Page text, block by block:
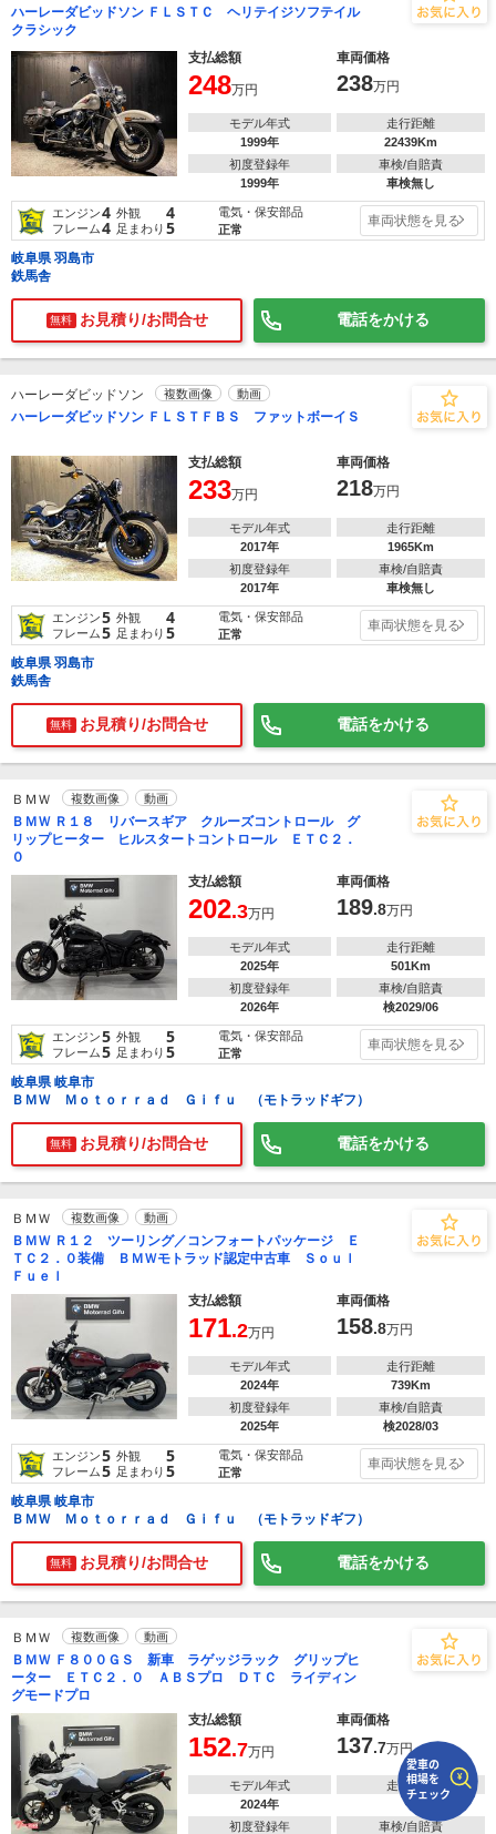
ハーレーダビッドソン ＦＬＳＴＣ ヘリテイジソフテイル
クラシック
支払総額
車両価格
248万円 238万円
モデル年式
1999年
走行距離
22439Km
初度登録年
1999年
車検/自賠責
車検無し
エンジン4 外観 4
フレーム4 足まわり 5
電気・保安部品
正常
車両状態を見る
岐阜県 羽島市
鉄馬舎
無料 お見積り/お問合せ 電話をかける
ハーレーダビッドソン 複数画像 動画
ハーレーダビッドソン ＦＬＳＴＦＢＳ ファットボーイＳ
支払総額 車両価格
233万円 218万円
モデル年式
2017年
走行距離
1965Km
初度登録年
2017年
車検/自賠責
車検無し
エンジン5 外観 4
フレーム5 足まわり 5
電気・保安部品
正常
車両状態を見る
岐阜県 羽島市
鉄馬舎
無料 お見積り/お問合せ 電話をかける
ＢＭＷ 複数画像 動画
ＢＭＷ Ｒ１８ リバースギア クルーズコントロール グ
リップヒーター ヒルスタートコントロール ＥＴＣ２．
０
支払総額
車両価格
202.3万円 189.8万円
モデル年式
2025年
走行距離
501Km
初度登録年
2026年
車検/自賠責
検2029/06
エンジン5 外観 5
フレーム5 足まわり 5
電気・保安部品
正常
車両状態を見る
岐阜県 岐阜市
ＢＭＷ Ｍｏｔｏｒｒａｄ Ｇｉｆｕ （モトラッドギフ）
無料 お見積り/お問合せ 電話をかける
ＢＭＷ 複数画像 動画
ＢＭＷ Ｒ１２ ツーリング／コンフォートパッケージ Ｅ
ＴＣ２．０装備 ＢＭＷモトラッド認定中古車 Ｓｏｕｌ
Ｆｕｅｌ
支払総額
車両価格
171.2万円 158.8万円
モデル年式
2024年
走行距離
739Km
初度登録年
2025年
車検/自賠責
検2028/03
エンジン5 外観 5
フレーム5 足まわり 5
電気・保安部品
正常
車両状態を見る
岐阜県 岐阜市
ＢＭＷ Ｍｏｔｏｒｒａｄ Ｇｉｆｕ （モトラッドギフ）
無料 お見積り/お問合せ 電話をかける
ＢＭＷ 複数画像 動画
ＢＭＷ Ｆ８００ＧＳ 新車 ラゲッジラック グリップヒ
ーター ＥＴＣ２．０ ＡＢＳプロ ＤＴＣ ライディン
グモードプロ
支払総額
車両価格
152.7万円 137.7万円
モデル年式
2024年
走行距離
―
初度登録年
車検/自賠責
相場をチェック！
車種選択するだけ、かんたん相場検索
まずはメーカーを選択する
車種
型式(任意)